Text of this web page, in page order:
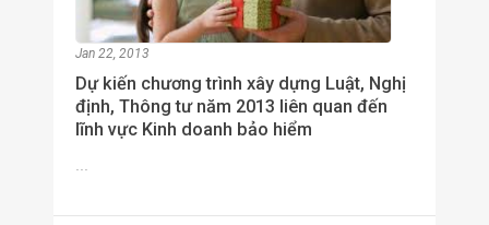
Jan 22, 2013
Dự kiến chương trình xây dựng Luật, Nghị
định, Thông tư năm 2013 liên quan đến
lĩnh vực Kinh doanh bảo hiểm